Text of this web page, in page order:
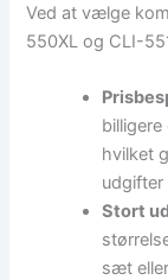
Ved at vælge
550XL og CLI-
hvilket
Stort
sæt